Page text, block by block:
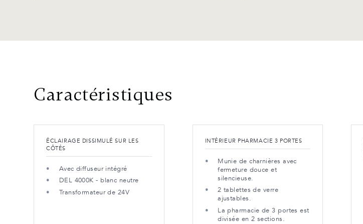
Caractéristiques
ÉCLAIRAGE DISSIMULÉ SUR LES
CÔTÉS
Avec diffuseur intégré
DEL 4000K - blanc neutre
Transformateur de 24V
INTÉRIEUR PHARMACIE 3 PORTES
Munie de charnières avec
fermeture douce et
silencieuse.
2 tablettes de verre
ajustables.
La pharmacie de 3 portes est
divisée en 2 sections.